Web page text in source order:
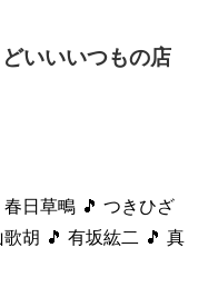
いいいつもの店
日草鴫 🎵 つきひざ
歌胡 🎵 有坂紘二 🎵 真